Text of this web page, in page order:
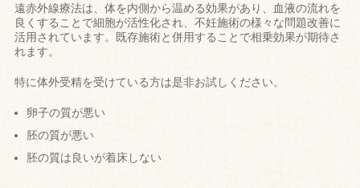
遠赤外線療法は、体を内側から温める効果があり、血液の流れを
良くすることで細胞が活性化され、不妊施術の様々な問題改善に
活用されています。既存施術と併用することで相乗効果が期待さ
れます。
特に体外受精を受けている方は是非お試しください。
卵子の質が悪い
胚の質が悪い
胚の質は良いが着床しない